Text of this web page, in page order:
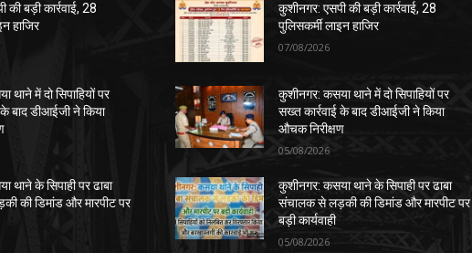
की बड़ी कार्रवाई, 28
हाजिर
थाने में दो सिपाहियों पर
के बाद डीआईजी ने किया
थाने के सिपाही पर ढाबा
की डिमांड और मारपीट पर
कुशीनगर: एसपी की बड़ी कार्रवाई, 28
पुलिसकर्मी लाइन हाजिर
07/08/2026
कुशीनगर: कसया थाने में दो सिपाहियों पर
सख्त कार्रवाई के बाद डीआईजी ने किया
औचक निरीक्षण
05/08/2026
कुशीनगर: कसया थाने के सिपाही पर ढाबा
संचालक से लड़की की डिमांड और मारपीट पर
बड़ी कार्यवाही
05/08/2026